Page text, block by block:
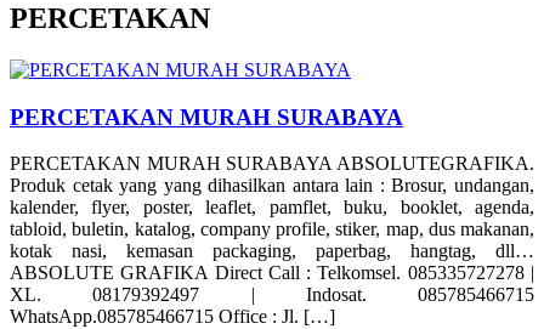
PERCETAKAN
PERCETAKAN MURAH SURABAYA
PERCETAKAN MURAH SURABAYA ABSOLUTEGRAFIKA.
Produk cetak yang yang dihasilkan antara lain : Brosur, undangan,
kalender, flyer, poster, leaflet, pamflet, buku, booklet, agenda,
tabloid, buletin, katalog, company profile, stiker, map, dus makanan,
kotak nasi, kemasan packaging, paperbag, hangtag, dll…
ABSOLUTE GRAFIKA Direct Call : Telkomsel. 085335727278 |
XL. 08179392497 | Indosat. 085785466715
WhatsApp.085785466715 Office : Jl. […]